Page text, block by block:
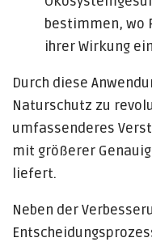
bestimmen, wo
ihrer Wirkung
Durch diese
Naturschutz zu
umfassenderes
mit größerer
liefert.
Neben der